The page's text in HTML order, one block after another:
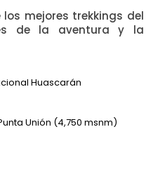
mejores trekkings del
de la aventura y la
Huascarán
Unión (4,750 msnm)